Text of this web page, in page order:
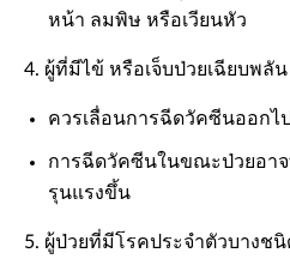
หน้า ลมพิษ หรือเวียนหัว
4. ผู้ที่มีไข้ หรือเจ็บป่วยเฉียบพลัน
ควรเลื่อนการฉีดวัคซีนออกไ
การฉีดวัคซีนในขณะป่วยอาจ
รุนแรงขึ้น
5. ผู้ป่วยที่มีโรคประจำตัวบางชนิ